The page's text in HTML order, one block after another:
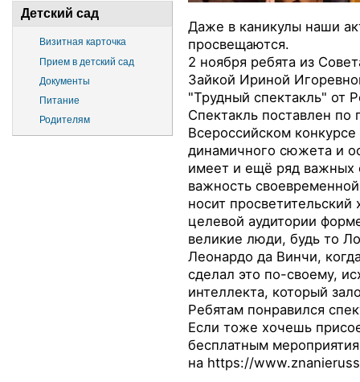
Детский сад
Визитная карточка
Прием в детский сад
Документы
Питание
Родителям
Даже в каникулы наши
просвещаются.
2 ноября ребята из
Зайкой Ириной
"Трудный спектакль" от
Спектакль поставлен
Всероссийском
динамичного сюжета и
имеет и ещё ряд важных
важность
носит
целевой аудитории
великие люди, будь то
Леонардо да Винчи,
сделал это по-своему,
интеллекта, который
Ребятам понравился
Если тоже хочешь
бесплатным
на https://